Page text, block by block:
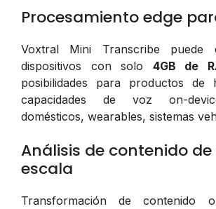
Procesamiento edge
Voxtral Mini Transcribe puede
dispositivos con solo 4GB de
posibilidades para productos de
capacidades de voz on-
domésticos, wearables, sistemas
Análisis de contenido
escala
Transformación de contenido